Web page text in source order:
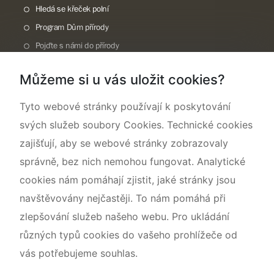
Hledá se křeček polní
Program Dům přírody
Pojďte s námi do přírody
Rok CHKO pod záštitou České komise pro UNESCO
Můžeme si u vás uložit cookies?
Tyto webové stránky používají k poskytování
svých služeb soubory Cookies. Technické cookies
zajišťují, aby se webové stránky zobrazovaly
správně, bez nich nemohou fungovat. Analytické
cookies nám pomáhají zjistit, jaké stránky jsou
navštěvovány nejčastěji. To nám pomáhá při
zlepšování služeb našeho webu. Pro ukládání
různých typů cookies do vašeho prohlížeče od
vás potřebujeme souhlas.